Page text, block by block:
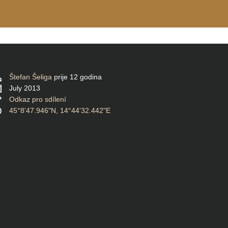
Štefan Šeliga prije 12 godina
July 2013
Odkaz pro sdílení
45°8'47.946"N, 14°44'32.442"E